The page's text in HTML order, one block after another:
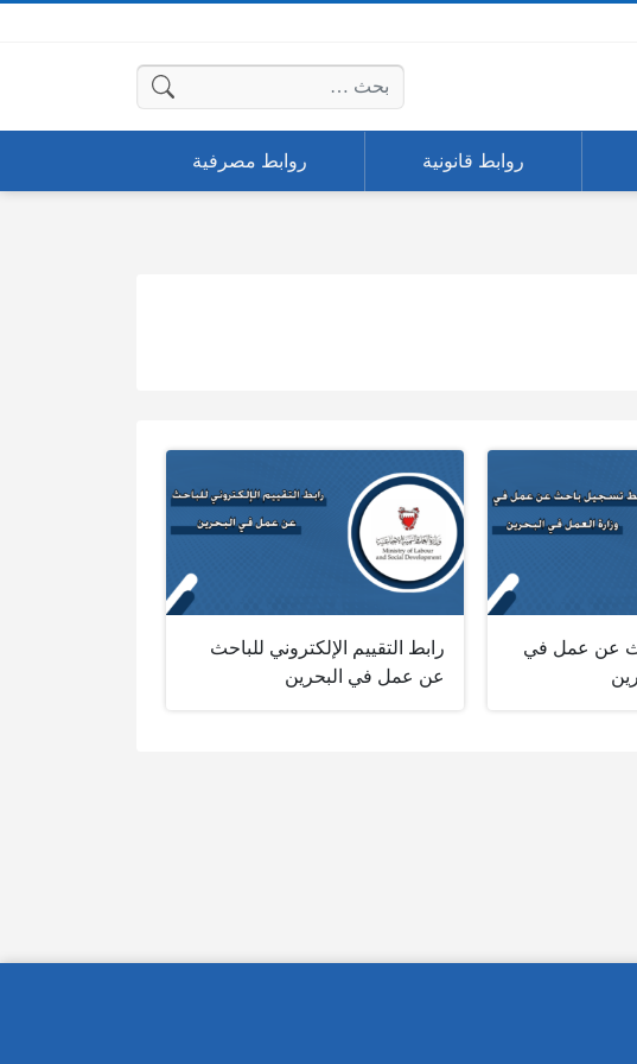
البحث عن:
روابط قانونية روابط مصرفية
عن عمل في
رابط التقييم الإلكتروني للباحث
عن عمل في البحرين